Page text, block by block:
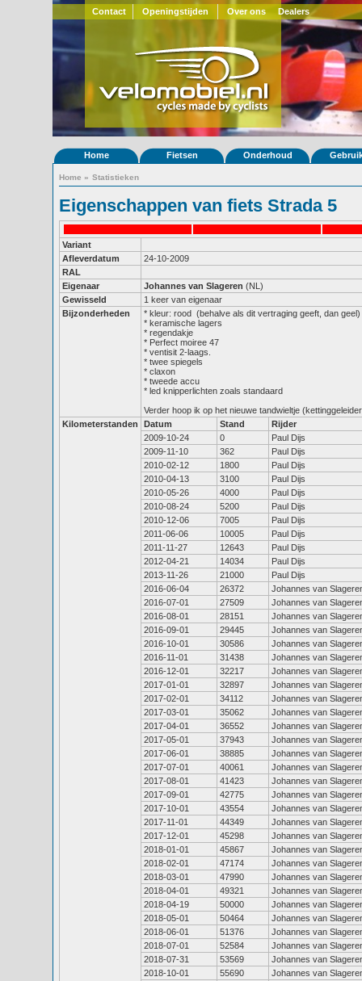
Contact Openingstijden Over ons Dealers
Home Fietsen Onderhoud
Home » Statistieken
Eigenschappen van fiets Strada 5
Variant
Afleverdatum
24-10-2009
RAL
Eigenaar
Johannes van Slageren (NL)
Gewisseld
1 keer van eigenaar
Bijzonderheden
* kleur: rood  (behalve als dit vertraging geeft, dan geel)
* keramische lagers
* regendakje
* Perfect moiree 47
* ventisit 2-laags.
* twee spiegels
* claxon
* tweede accu
* led knipperlichten zoals standaard
Kilometerstanden Datum Stand
Rijder
2009-10-24
0
Paul Dijs
2009-11-10
362
Paul Dijs
2010-02-12
1800
Paul Dijs
2010-04-13
3100
Paul Dijs
2010-05-26
4000
Paul Dijs
2010-08-24
5200
Paul Dijs
2010-12-06
7005
Paul Dijs
2011-06-06
10005
Paul Dijs
2011-11-27
12643
Paul Dijs
2012-04-21
14034
Paul Dijs
2013-11-26
21000
Paul Dijs
2016-06-04
26372
Johannes van
2016-07-01
27509
Johannes van
2016-08-01
28151
Johannes van
2016-09-01
29445
Johannes van
2016-10-01
30586
Johannes van
2016-11-01
31438
Johannes van
2016-12-01
32217
Johannes van
2017-01-01
32897
Johannes van
2017-02-01
34112
Johannes van
2017-03-01
35062
Johannes van
2017-04-01
36552
Johannes van
2017-05-01
37943
Johannes van
2017-06-01
38885
Johannes van
2017-07-01
40061
Johannes van
2017-08-01
41423
Johannes van
2017-09-01
42775
Johannes van
2017-10-01
43554
Johannes van
2017-11-01
44349
Johannes van
2017-12-01
45298
Johannes van
2018-01-01
45867
Johannes van
2018-02-01
47174
Johannes van
2018-03-01
47990
Johannes van
2018-04-01
49321
Johannes van
2018-04-19
50000
Johannes van
2018-05-01
50464
Johannes van
2018-06-01
51376
Johannes van
2018-07-01
52584
Johannes van
2018-07-31
53569
Johannes van
2018-10-01
55690
Johannes van